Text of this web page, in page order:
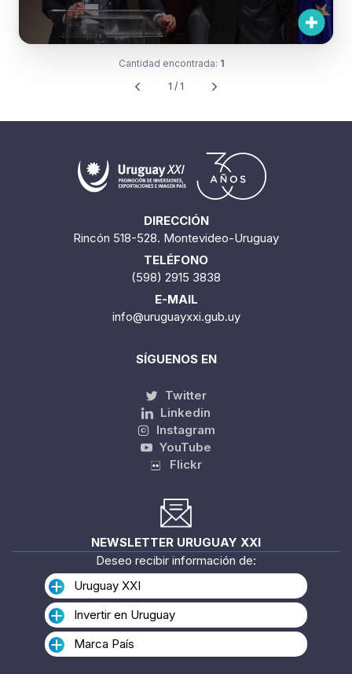
Cantidad encontrada: 1
1 / 1
DIRECCIÓN
Rincón 518-528. Montevideo-Uruguay
TELÉFONO
(598) 2915 3838
E-MAIL
info@uruguayxxi.gub.uy
SÍGUENOS EN
Twitter
Linkedin
Instagram
YouTube
Flickr
NEWSLETTER URUGUAY XXI
Deseo recibir información de:
Uruguay XXI
Invertir en Uruguay
Marca País